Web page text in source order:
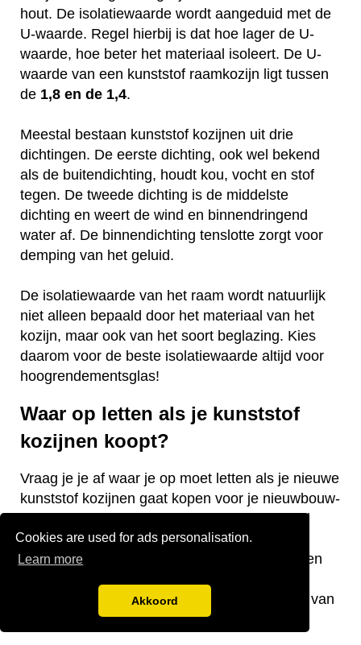
Cookies are used for ads personalisation.
Learn more
Akkoord
hout. De isolatiewaarde wordt aangeduid met de
U-waarde. Regel hierbij is dat hoe lager de U-
waarde, hoe beter het materiaal isoleert. De U-
waarde van een kunststof raamkozijn ligt tussen
de 1,8 en de 1,4.
Meestal bestaan kunststof kozijnen uit drie
dichtingen. De eerste dichting, ook wel bekend
als de buitendichting, houdt kou, vocht en stof
tegen. De tweede dichting is de middelste
dichting en weert de wind en binnendringend
water af. De binnendichting tenslotte zorgt voor
demping van het geluid.
De isolatiewaarde van het raam wordt natuurlijk
niet alleen bepaald door het materiaal van het
kozijn, maar ook van het soort beglazing. Kies
daarom voor de beste isolatiewaarde altijd voor
hoogrendementsglas!
Waar op letten als je kunststof
kozijnen koopt?
Vraag je je af waar je op moet letten als je nieuwe
kunststof kozijnen gaat kopen voor je nieuwbouw-
of bestaande woning? Wij hebben een aantal
nuttige tips voor je! De keurmerken van de
kozijnen, welke isolatiewaarde je nodig hebt en
belangrijke aandachtspunten bij de aanschaf van
kunststof kozijnen.